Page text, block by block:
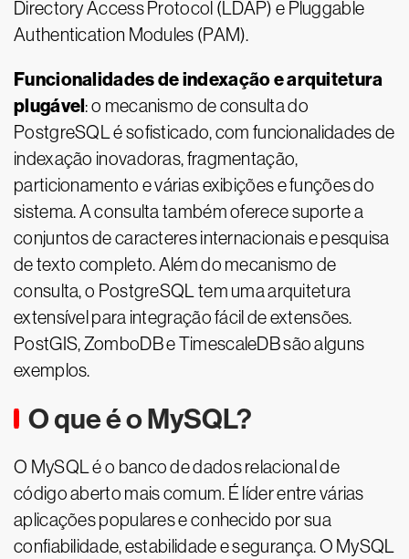
Directory Access Protocol (LDAP) e Pluggable
Authentication Modules (PAM).
Funcionalidades de indexação e arquitetura
plugável: o mecanismo de consulta do
PostgreSQL é sofisticado, com funcionalidades de
indexação inovadoras, fragmentação,
particionamento e várias exibições e funções do
sistema. A consulta também oferece suporte a
conjuntos de caracteres internacionais e pesquisa
de texto completo. Além do mecanismo de
consulta, o PostgreSQL tem uma arquitetura
extensível para integração fácil de extensões.
PostGIS, ZomboDB e TimescaleDB são alguns
exemplos.
O que é o MySQL?
O MySQL é o banco de dados relacional de
código aberto mais comum. É líder entre várias
aplicações populares e conhecido por sua
confiabilidade, estabilidade e segurança. O MySQL